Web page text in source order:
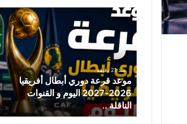
م
و
ع
ر
ع
ة
د
و
ر
منذ 21 دقيقة
موعد قرعة دوري أبطال أفريقيا
2026-2027 اليوم و القنوات
الناقلة ..